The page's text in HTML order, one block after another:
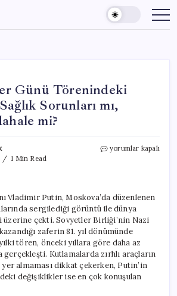
Günü Törenindeki
Sorunları mı,
mi?
1 Min Read
Putin’in
Sağlık
Sorunları
mı,
Estetik
Müdahale
mi?
için
yorumlar kapalı
Vladimir Putin, Moskova’da düzenlenen
sergilediği görüntü ile dünya
çekti. Sovyetler Birliği’nin Nazi
zaferin 81. yıl dönümünde
tören, önceki yıllara göre daha az
Kutlamalarda zırhlı araçların
almaması dikkat çekerken, Putin’in
değişiklikler ise en çok konuşulan